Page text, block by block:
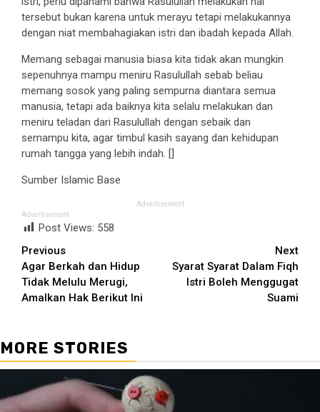
tersebut bukan karena untuk merayu tetapi melakukannya
dengan niat membahagiakan istri dan ibadah kepada Allah.
Memang sebagai manusia biasa kita tidak akan mungkin
sepenuhnya mampu meniru Rasulullah sebab beliau
memang sosok yang paling sempurna diantara semua
manusia, tetapi ada baiknya kita selalu melakukan dan
meniru teladan dari Rasulullah dengan sebaik dan
semampu kita, agar timbul kasih sayang dan kehidupan
rumah tangga yang lebih indah. []
Sumber Islamic Base
Advertisement
Advertisement
Post Views: 558
Continue
Reading
Previous
Agar Berkah dan Hidup
Tidak Melulu Merugi,
Amalkan Hak Berikut Ini
Next
Syarat Syarat Dalam Fiqh
Istri Boleh Menggugat
Suami
MORE STORIES